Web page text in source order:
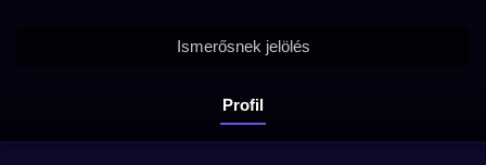
Profil
Ismerősnek jelölés